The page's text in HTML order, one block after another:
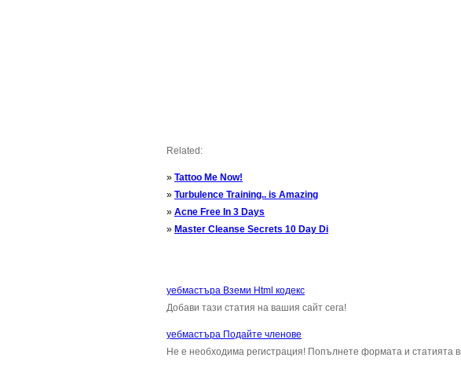
Related:
» Tattoo Me Now!
» Turbulence Training.. is Amazing
» Acne Free In 3 Days
» Master Cleanse Secrets 10 Day Di
уебмастъра Вземи Html кодекс
Добави тази статия на вашия сайт сега!
уебмастъра Подайте членове
Не е необходима регистрация! Попълнете формата и статията